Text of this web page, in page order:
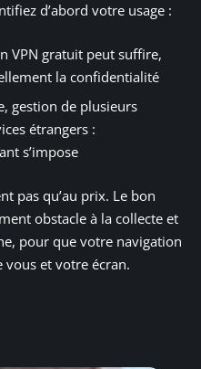
d’abord votre usage :
VPN gratuit peut suffire,
la confidentialité
gestion de plusieurs
étrangers :
s’impose
pas qu’au prix. Le bon
obstacle à la collecte et
pour que votre navigation
vous et votre écran.